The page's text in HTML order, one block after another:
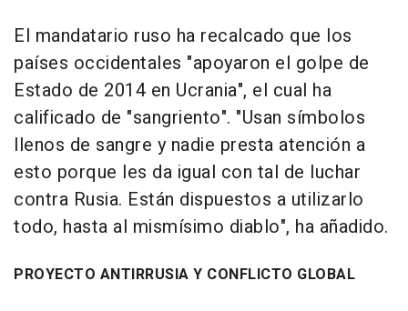
El mandatario ruso ha recalcado que los
países occidentales "apoyaron el golpe de
Estado de 2014 en Ucrania", el cual ha
calificado de "sangriento". "Usan símbolos
llenos de sangre y nadie presta atención a
esto porque les da igual con tal de luchar
contra Rusia. Están dispuestos a utilizarlo
todo, hasta al mismísimo diablo", ha añadido.
PROYECTO ANTIRRUSIA Y CONFLICTO GLOBAL